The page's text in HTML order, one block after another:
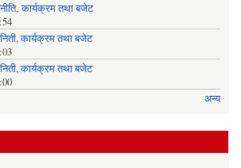
कार्यक्रम तथा बजेट
कार्यक्रम तथा बजेट
कार्यक्रम तथा बजेट
अन्य